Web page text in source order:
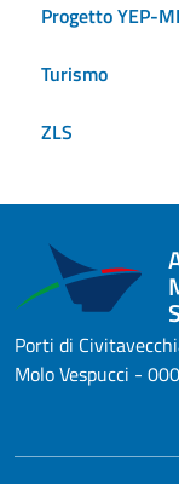
Progetto YEP-
Turismo
ZLS
Porti di
Molo Vespucci -